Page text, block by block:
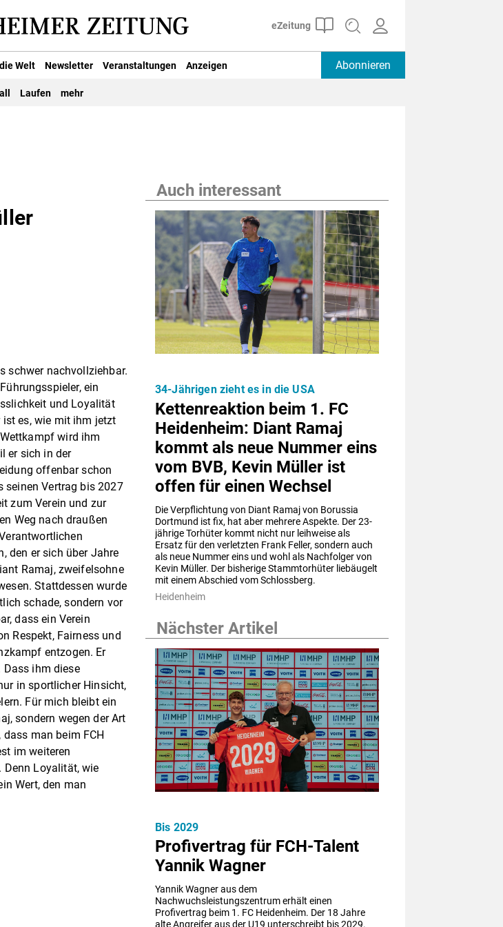
Welt Newsletter Veranstaltungen Anzeigen Abonnieren
Laufen mehr
schwer nachvollziehbar.
ein
und Loyalität
es, wie mit ihm jetzt
wird ihm
er sich in der
offenbar schon
seinen Vertrag bis 2027
zum Verein und zur
Weg nach draußen
den er sich über Jahre
Ramaj, zweifelsohne
Stattdessen wurde
schade, sondern vor
dass ein Verein
Respekt, Fairness und
entzogen. Er
Dass ihm diese
in sportlicher Hinsicht,
Für mich bleibt ein
sondern wegen der Art
man beim FCH
im weiteren
Loyalität, wie
Wert, den man
Auch interessant
Kettenreaktion beim 1. FC
Heidenheim: Diant Ramaj
kommt als neue Nummer eins
vom BVB, Kevin Müller ist
offen für einen Wechsel
Die Verpflichtung von Diant Ramaj von Borussia
Dortmund ist fix, hat aber mehrere Aspekte. Der 23-
jährige Torhüter kommt nicht nur leihweise als
Ersatz für den verletzten Frank Feller, sondern auch
als neue Nummer eins und wohl als Nachfolger von
Kevin Müller. Der bisherige Stammtorhüter liebäugelt
mit einem Abschied vom Schlossberg.
34-Jährigen zieht es in die USA
Heidenheim
Nächster Artikel
Profivertrag für FCH-Talent
Yannik Wagner
Yannik Wagner aus dem
Nachwuchsleistungszentrum erhält einen
Profivertrag beim 1. FC Heidenheim. Der 18 Jahre
alte Angreifer aus der U19 unterschreibt bis 2029.
Bis 2029